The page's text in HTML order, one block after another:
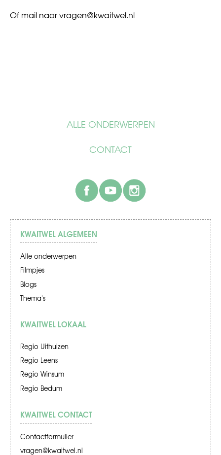
ALLE ONDERWERPEN
CONTACT
facebook
Of mail naarvragen@kwaitwel.nl
KWAITWEL ALGEMEEN
Alle onderwerpen
Filmpjes
Blogs
Thema's
KWAITWEL LOKAAL
Regio Uithuizen
Regio Leens
Regio Winsum
Regio Bedum
KWAITWEL CONTACT
Contactformulier
vragen@kwaitwel.nl